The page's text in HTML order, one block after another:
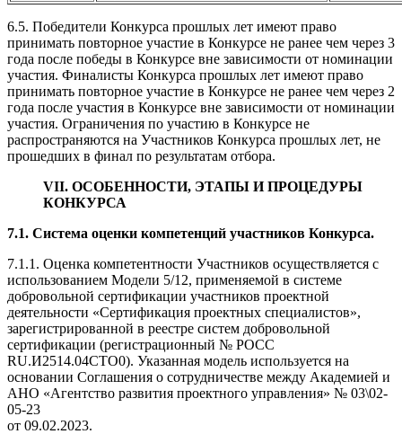
6.5. Победители Конкурса прошлых лет имеют право
принимать повторное участие в Конкурсе не ранее чем через 3
года после победы в Конкурсе вне зависимости от номинации
участия. Финалисты Конкурса прошлых лет имеют право
принимать повторное участие в Конкурсе не ранее чем через 2
года после участия в Конкурсе вне зависимости от номинации
участия. Ограничения по участию в Конкурсе не
распространяются на Участников Конкурса прошлых лет, не
прошедших в финал по результатам отбора.
VII. ОСОБЕННОСТИ, ЭТАПЫ И ПРОЦЕДУРЫ
КОНКУРСА
7.1. Система оценки компетенций участников Конкурса.
7.1.1. Оценка компетентности Участников осуществляется с
использованием Модели 5/12, применяемой в системе
добровольной сертификации участников проектной
деятельности «Сертификация проектных специалистов»,
зарегистрированной в реестре систем добровольной
сертификации (регистрационный № РОСС
RU.И2514.04СТО0). Указанная модель используется на
основании Соглашения о сотрудничестве между Академией и
АНО «Агентство развития проектного управления» № 03\02-
05-23
от 09.02.2023.